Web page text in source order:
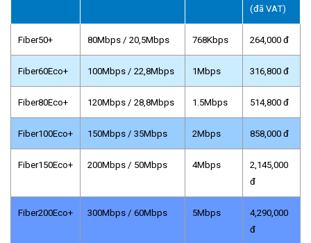
(đã VAT)
Fiber50+ 80Mbps / 20,5Mbps 768Kbps 264,000 đ
Fiber60Eco+ 100Mbps / 22,8Mbps 1Mbps 316,800 đ
Fiber80Eco+ 120Mbps / 28,8Mbps 1.5Mbps 514,800 đ
Fiber100Eco+ 150Mbps / 35Mbps 2Mbps 858,000 đ
Fiber150Eco+ 200Mbps / 50Mbps 4Mbps
2,145,000
đ
Fiber200Eco+ 300Mbps / 60Mbps 5Mbps
4,290,000
đ